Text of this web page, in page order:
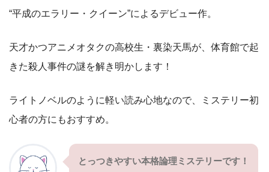
“平成のエラリー・クイーン”によるデビュー作。
天才かつアニメオタクの高校生・裏染天馬が、体育館で起
きた殺人事件の謎を解き明かします！
ライトノベルのように軽い読み心地なので、ミステリー初
心者の方にもおすすめ。
とっつきやすい本格論理ミステリーです！